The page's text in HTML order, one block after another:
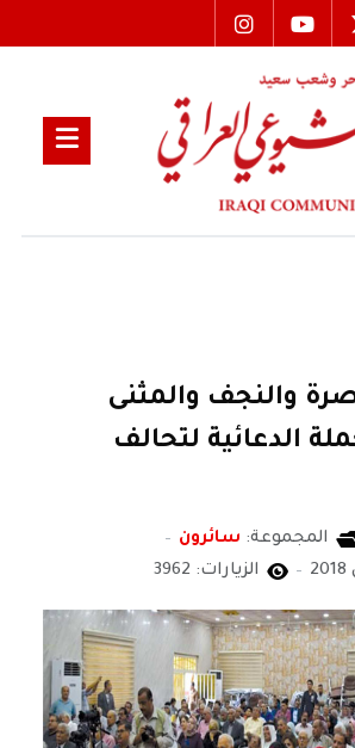
والنجف والمثنى
الدعائية لتحالف
المجموعة: سائرون
الزيارات: 3962